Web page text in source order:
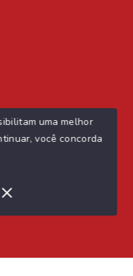
- Todos os
uma melhor
você concorda